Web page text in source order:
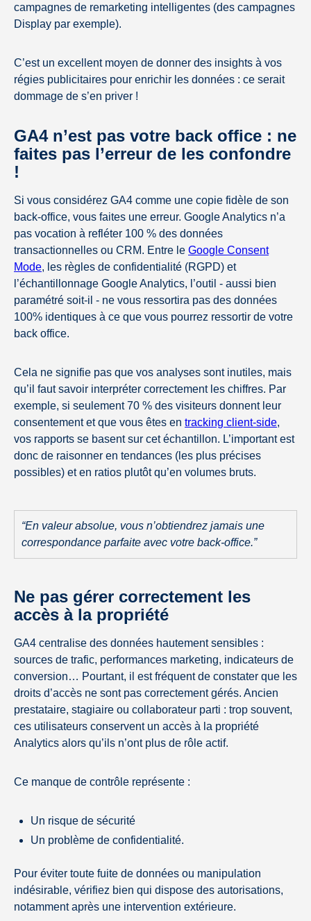
campagnes de remarketing intelligentes (des campagnes
Display par exemple).
C’est un excellent moyen de donner des insights à vos
régies publicitaires pour enrichir les données : ce serait
dommage de s’en priver !
GA4 n’est pas votre back office : ne
faites pas l’erreur de les confondre
!
Si vous considérez GA4 comme une copie fidèle de son
back-office, vous faites une erreur. Google Analytics n’a
pas vocation à refléter 100 % des données
transactionnelles ou CRM. Entre le Google Consent
Mode, les règles de confidentialité (RGPD) et
l’échantillonnage Google Analytics, l’outil - aussi bien
paramétré soit-il - ne vous ressortira pas des données
100% identiques à ce que vous pourrez ressortir de votre
back office.
Cela ne signifie pas que vos analyses sont inutiles, mais
qu’il faut savoir interpréter correctement les chiffres. Par
exemple, si seulement 70 % des visiteurs donnent leur
consentement et que vous êtes en tracking client-side,
vos rapports se basent sur cet échantillon. L’important est
donc de raisonner en tendances (les plus précises
possibles) et en ratios plutôt qu’en volumes bruts.
“En valeur absolue, vous n’obtiendrez jamais une
correspondance parfaite avec votre back-office.”
Ne pas gérer correctement les
accès à la propriété
GA4 centralise des données hautement sensibles :
sources de trafic, performances marketing, indicateurs de
conversion… Pourtant, il est fréquent de constater que les
droits d’accès ne sont pas correctement gérés. Ancien
prestataire, stagiaire ou collaborateur parti : trop souvent,
ces utilisateurs conservent un accès à la propriété
Analytics alors qu’ils n’ont plus de rôle actif.
Ce manque de contrôle représente :
Un risque de sécurité
Un problème de confidentialité.
Pour éviter toute fuite de données ou manipulation
indésirable, vérifiez bien qui dispose des autorisations,
notamment après une intervention extérieure.